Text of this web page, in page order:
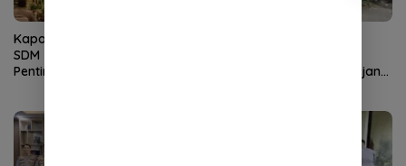
Kapolda Aceh Buka Rakernis
SDM 2026, Tekankan
Pentingnya SDM Unggul
Aspol Lamteumen I Diterjang